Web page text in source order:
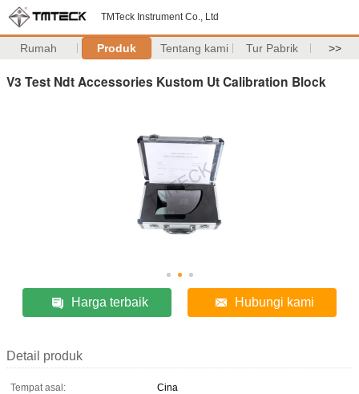
TMTeck Instrument Co., Ltd
Rumah Produk Tentang kami Tur Pabrik >>
V3 Test Ndt Accessories Kustom Ut Calibration Block
Harga terbaik Hubungi kami
Detail produk
Tempat asal:
Cina